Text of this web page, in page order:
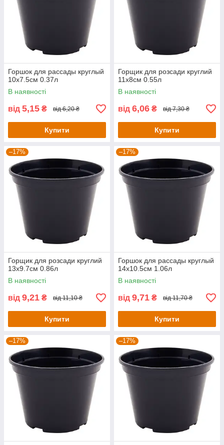
Горшок для рассады круглый
10х7.5см 0.37л
В наявності
від 5,15 ₴ від 6,20 ₴
Купити
Горщик для розсади круглий
11х8см 0.55л
В наявності
від 6,06 ₴ від 7,30 ₴
Купити
–17%
Горщик для розсади круглий
13х9.7см 0.86л
В наявності
від 9,21 ₴ від 11,10 ₴
Купити
–17%
Горшок для рассады круглый
14х10.5см 1.06л
В наявності
від 9,71 ₴ від 11,70 ₴
Купити
–17% –17%